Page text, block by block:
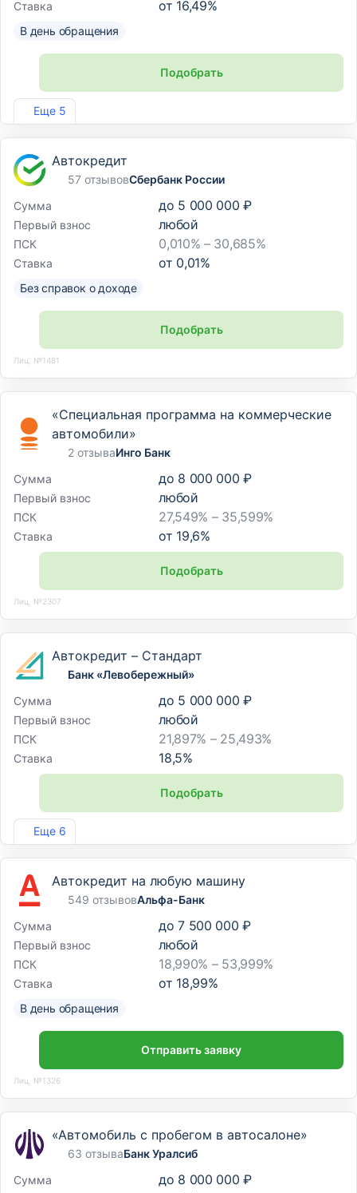
Еще 5
Ставка от 16,49%
В день обращения
Подобрать
Лиц. №1810
Автокредит
57 отзывовСбербанк России
Сумма
до 5 000 000 ₽
Первый взнос любой
ПСК 0,010% – 30,685%
Ставка от 0,01%
Без справок о доходе
Подобрать
Лиц. №1481
«Специальная программа на коммерческие
автомобили»
2 отзываИнго Банк
Сумма
до 8 000 000 ₽
Первый взнос любой
ПСК 27,549% – 35,599%
Ставка от 19,6%
Подобрать
Лиц. №2307
Еще 6
Автокредит – Стандарт
Банк «Левобережный»
Сумма
до 5 000 000 ₽
Первый взнос любой
ПСК 21,897% – 25,493%
Ставка 18,5%
Подобрать
Лиц. №1343
Автокредит на любую машину
549 отзывовАльфа-Банк
Сумма
до 7 500 000 ₽
Первый взнос любой
ПСК 18,990% – 53,999%
Ставка от 18,99%
В день обращения
Отправить заявку
Лиц. №1326
«Автомобиль с пробегом в автосалоне»
63 отзываБанк Уралсиб
Сумма
до 8 000 000 ₽